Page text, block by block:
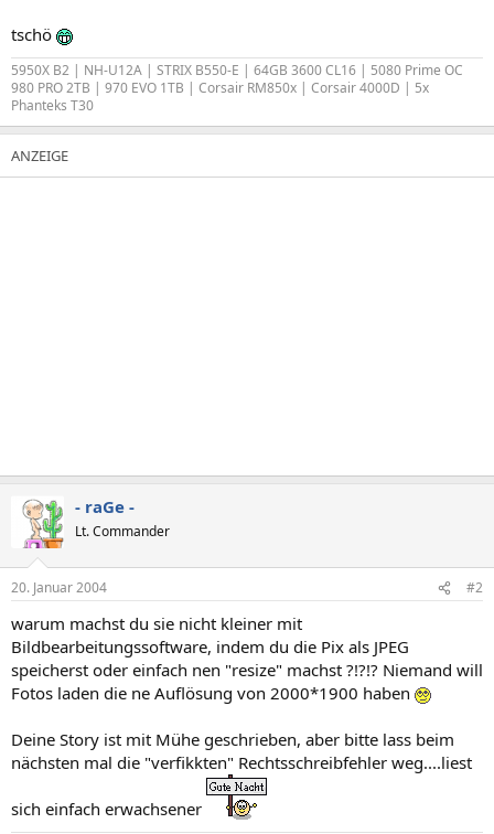
tschö
5950X B2 | NH-U12A | STRIX B550-E | 64GB 3600 CL16 | 5080 Prime OC
980 PRO 2TB | 970 EVO 1TB | Corsair RM850x | Corsair 4000D | 5x
Phanteks T30
- raGe -
Lt. Commander
20. Januar 2004 #2
warum machst du sie nicht kleiner mit
Bildbearbeitungssoftware, indem du die Pix als JPEG
speicherst oder einfach nen "resize" machst ?!?!? Niemand will
Fotos laden die ne Auflösung von 2000*1900 haben
Deine Story ist mit Mühe geschrieben, aber bitte lass beim
nächsten mal die "verfikkten" Rechtsschreibfehler weg....liest
sich einfach erwachsener